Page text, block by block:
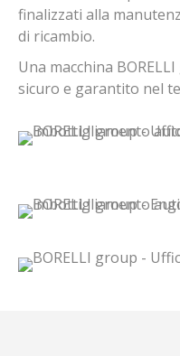
finalizzati alla
di ricambio.
Una macchina
sicuro e garantito nel